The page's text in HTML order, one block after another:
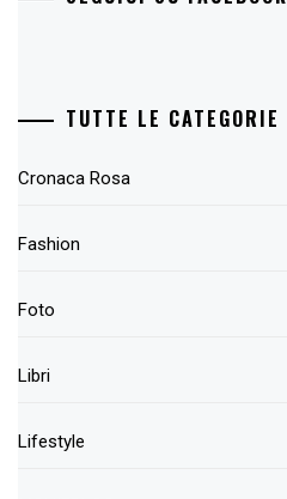
TUTTE LE CATEGORIE
Cronaca Rosa
Fashion
Foto
Libri
Lifestyle